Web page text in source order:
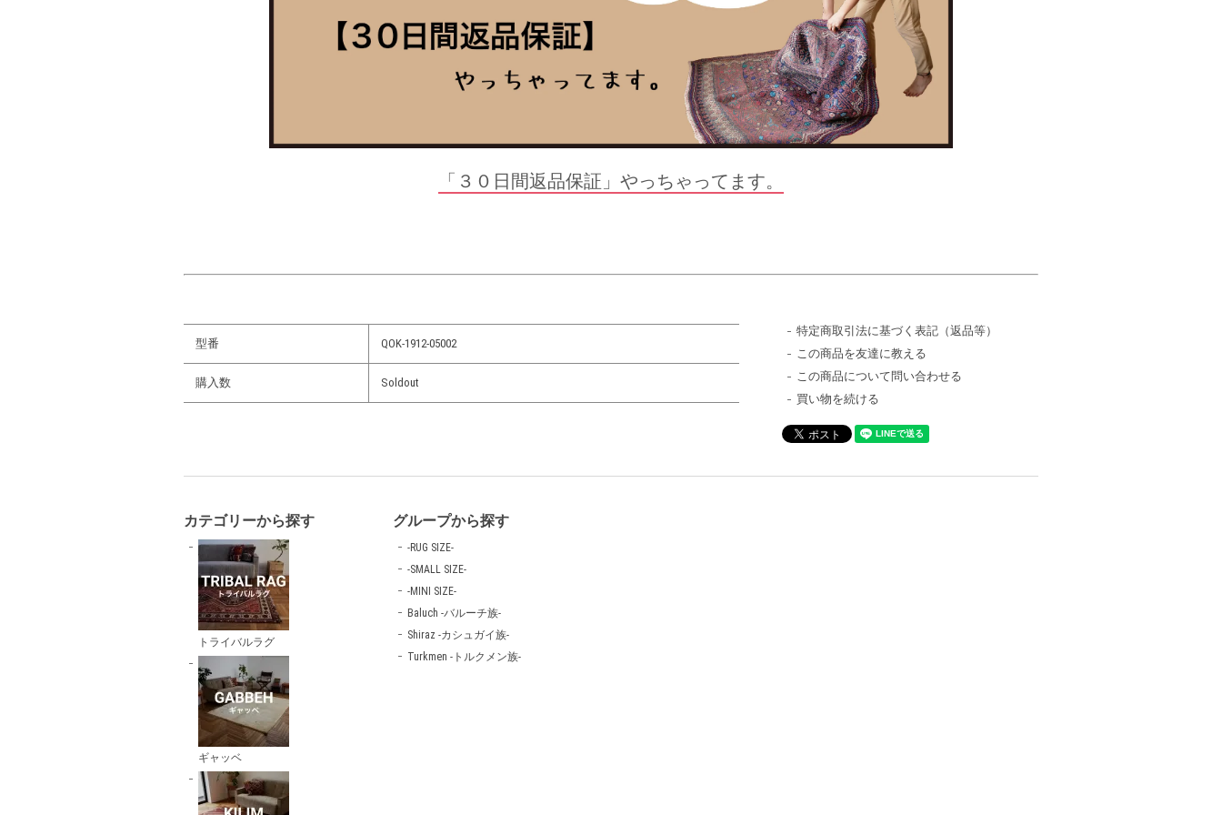
「３０日間返品保証」やっちゃってます。
型番 QOK-1912-05002
購入数 Soldout
特定商取引法に基づく表記（返品等）
この商品を友達に教える
この商品について問い合わせる
買い物を続ける
カテゴリーから探す
トライバルラグ
ギャッベ
グループから探す
-RUG SIZE-
-SMALL SIZE-
-MINI SIZE-
Baluch -バルーチ族-
Shiraz -カシュガイ族-
Turkmen -トルクメン族-